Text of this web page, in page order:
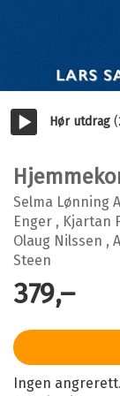
Hør utdrag
Selma Lønning
Enger , Kjartan
Olaug Nilssen ,
Steen
379,–
Ingen